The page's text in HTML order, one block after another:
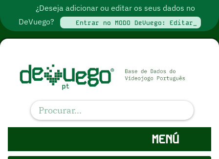
¿Deseja adicionar ou editar os seus dados no
DeVuego?
Entrar no MODO DeVuego: Editar_
MENÚ